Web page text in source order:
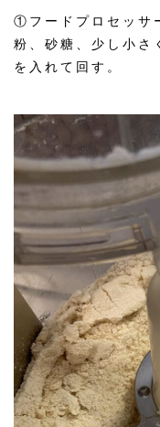
①フードプロセッサ
粉、砂糖、少し小さ
を入れて回す。